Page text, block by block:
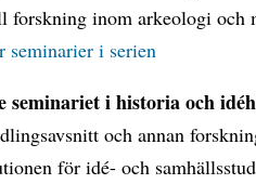
forskning inom arkeologi och
seminarier i serien
seminariet i historia och
och annan
för idé- och